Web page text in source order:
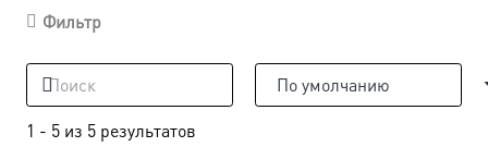
Фильтр
1 - 5 из 5 результатов